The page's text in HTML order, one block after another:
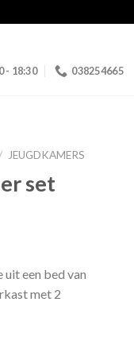
- 18:30 038254665
JEUGDKAMERS
set
een bed van
met 2